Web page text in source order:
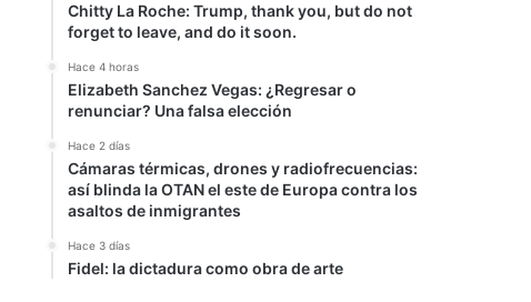
Chitty La Roche: Trump, thank you, but do not
forget to leave, and do it soon.
Hace 4 horas
Elizabeth Sanchez Vegas: ¿Regresar o
renunciar? Una falsa elección
Hace 2 días
Cámaras térmicas, drones y radiofrecuencias:
así blinda la OTAN el este de Europa contra los
asaltos de inmigrantes
Hace 3 días
Fidel: la dictadura como obra de arte